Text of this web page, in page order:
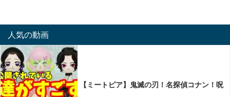
人気の動画
【ミートピア】鬼滅の刃！名探偵コナン！呪